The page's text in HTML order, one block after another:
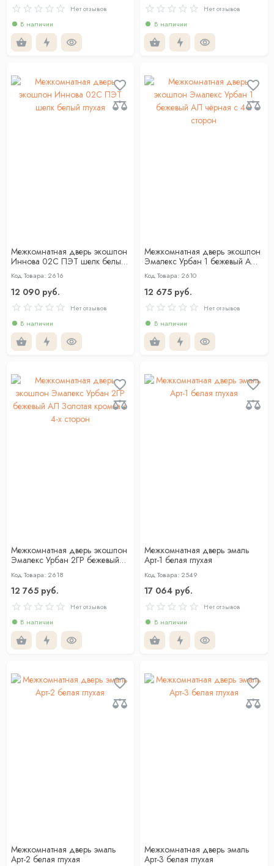
Нет отзывов
В наличии
Нет отзывов
В наличии
Межкомнатная дверь экошпон
Иннова 02С ПЭТ шелк белый
глухая
Код Товара: 2616
12 090 руб.
Нет отзывов
В наличии
Межкомнатная дверь экошпон
Эмалекс Урбан 1 бежевый АЛ
чёрная с 4-х сторон
Код Товара: 2610
12 675 руб.
Нет отзывов
В наличии
Межкомнатная дверь экошпон
Эмалекс Урбан 2ГР бежевый
АЛ Золотая кромка с 4-х
сторон
Код Товара: 2618
12 765 руб.
Нет отзывов
В наличии
Межкомнатная дверь эмаль
Арт-1 белая глухая
Код Товара: 2549
17 064 руб.
Нет отзывов
В наличии
Межкомнатная дверь эмаль
Арт-2 белая глухая
Межкомнатная дверь эмаль
Арт-3 белая глухая